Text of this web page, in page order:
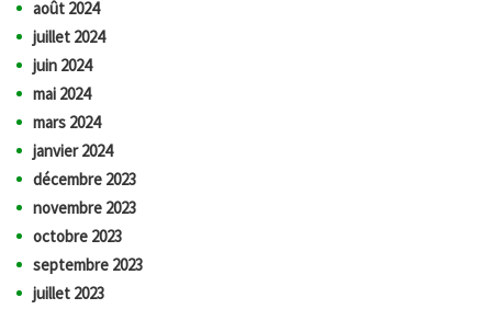
août 2024
juillet 2024
juin 2024
mai 2024
mars 2024
janvier 2024
décembre 2023
novembre 2023
octobre 2023
septembre 2023
juillet 2023